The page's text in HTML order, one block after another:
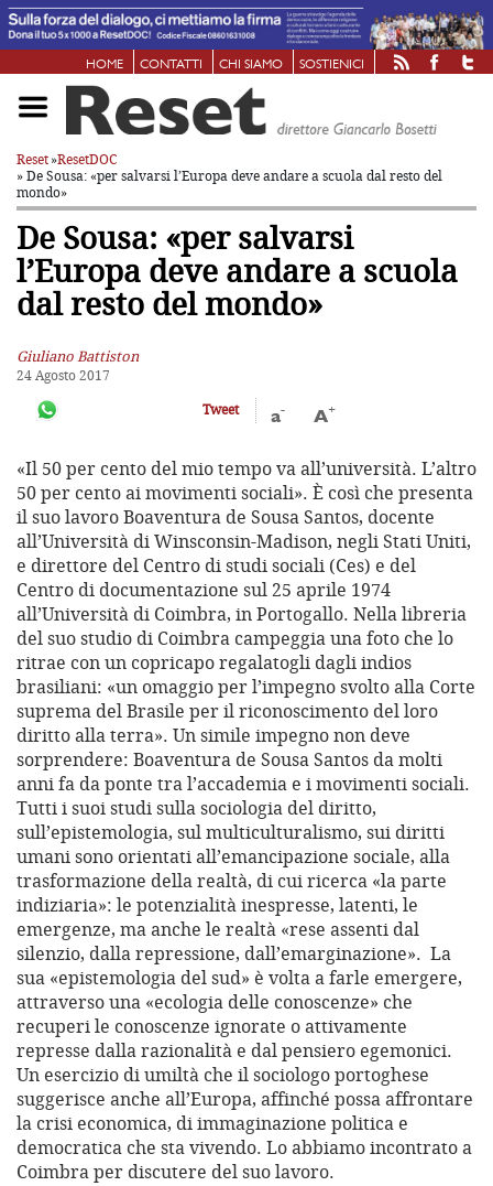
HOME CONTATTI CHI SIAMO SOSTIENICI
Reset»ResetDOC
» De Sousa: «per salvarsi l’Europa deve andare a scuola dal resto del
mondo»
De Sousa: «per salvarsi
l’Europa deve andare a scuola
dal resto del mondo»
Giuliano Battiston
24 Agosto 2017
Tweet
a- A+
«Il 50 per cento del mio tempo va all’università. L’altro
50 per cento ai movimenti sociali». È così che presenta
il suo lavoro Boaventura de Sousa Santos, docente
all’Università di Winsconsin-Madison, negli Stati Uniti,
e direttore del Centro di studi sociali (Ces) e del
Centro di documentazione sul 25 aprile 1974
all’Università di Coimbra, in Portogallo. Nella libreria
del suo studio di Coimbra campeggia una foto che lo
ritrae con un copricapo regalatogli dagli indios
brasiliani: «un omaggio per l’impegno svolto alla Corte
suprema del Brasile per il riconoscimento del loro
diritto alla terra». Un simile impegno non deve
sorprendere: Boaventura de Sousa Santos da molti
anni fa da ponte tra l’accademia e i movimenti sociali.
Tutti i suoi studi sulla sociologia del diritto,
sull’epistemologia, sul multiculturalismo, sui diritti
umani sono orientati all’emancipazione sociale, alla
trasformazione della realtà, di cui ricerca «la parte
indiziaria»: le potenzialità inespresse, latenti, le
emergenze, ma anche le realtà «rese assenti dal
silenzio, dalla repressione, dall’emarginazione». La
sua «epistemologia del sud» è volta a farle emergere,
attraverso una «ecologia delle conoscenze» che
recuperi le conoscenze ignorate o attivamente
represse dalla razionalità e dal pensiero egemonici.
Un esercizio di umiltà che il sociologo portoghese
suggerisce anche all’Europa, affinché possa affrontare
la crisi economica, di immaginazione politica e
democratica che sta vivendo. Lo abbiamo incontrato a
Coimbra per discutere del suo lavoro.